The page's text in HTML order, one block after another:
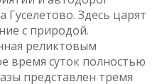
Гуселетово. Здесь царят
с природой.
реликтовым
время суток полностью
представлен тремя